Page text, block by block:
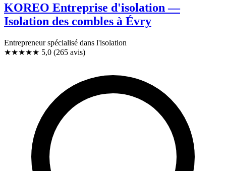
KOREO Entreprise d'isolation —
Isolation des combles à Évry
Entrepreneur spécialisé dans l'isolation
★★★★★ 5,0 (265 avis)